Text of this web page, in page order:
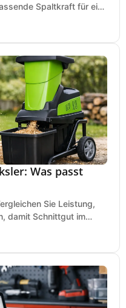
Spaltkraft für eine
Was passt
Sie Leistung,
damit Schnittgut im